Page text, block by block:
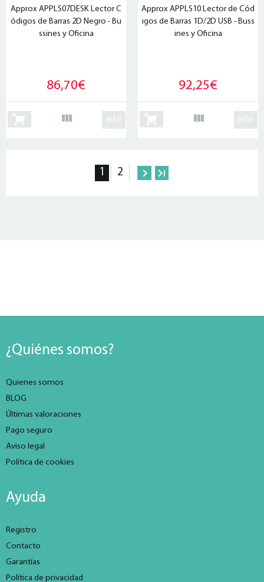
Approx APPLS07DESK Lector C
ódigos de Barras 2D Negro - Bu
ssines y Oficina
86,70€
info
Approx APPLS10 Lector de Cód
igos de Barras 1D/2D USB - Buss
ines y Oficina
92,25€
info
1 2
¿Quiénes somos?
Quienes somos
BLOG
Últimas valoraciones
Pago seguro
Aviso legal
Política de cookies
Ayuda
Registro
Contacto
Garantías
Política de privacidad